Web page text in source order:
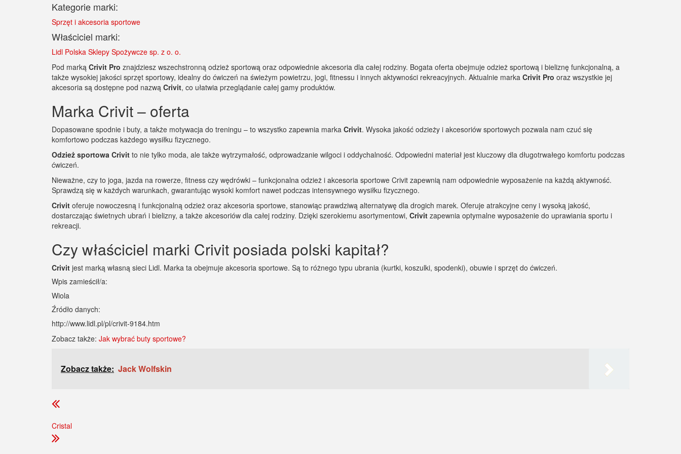
Kategorie marki:
Sprzęt i akcesoria sportowe
Właściciel marki:
Lidl Polska Sklepy Spożywcze sp. z o. o.
Pod marką Crivit Pro znajdziesz wszechstronną odzież sportową oraz odpowiednie akcesoria dla całej rodziny. Bogata oferta obejmuje odzież sportową i bieliznę funkcjonalną, a
także wysokiej jakości sprzęt sportowy, idealny do ćwiczeń na świeżym powietrzu, jogi, fitnessu i innych aktywności rekreacyjnych. Aktualnie marka Crivit Pro oraz wszystkie jej
akcesoria są dostępne pod nazwą Crivit, co ułatwia przeglądanie całej gamy produktów.
Marka Crivit – oferta
Dopasowane spodnie i buty, a także motywacja do treningu – to wszystko zapewnia marka Crivit. Wysoka jakość odzieży i akcesoriów sportowych pozwala nam czuć się
komfortowo podczas każdego wysiłku fizycznego.
Odzież sportowa Crivit to nie tylko moda, ale także wytrzymałość, odprowadzanie wilgoci i oddychalność. Odpowiedni materiał jest kluczowy dla długotrwałego komfortu podczas
ćwiczeń.
Nieważne, czy to joga, jazda na rowerze, fitness czy wędrówki – funkcjonalna odzież i akcesoria sportowe Crivit zapewnią nam odpowiednie wyposażenie na każdą aktywność.
Sprawdzą się w każdych warunkach, gwarantując wysoki komfort nawet podczas intensywnego wysiłku fizycznego.
Crivit oferuje nowoczesną i funkcjonalną odzież oraz akcesoria sportowe, stanowiąc prawdziwą alternatywę dla drogich marek. Oferuje atrakcyjne ceny i wysoką jakość,
dostarczając świetnych ubrań i bielizny, a także akcesoriów dla całej rodziny. Dzięki szerokiemu asortymentowi, Crivit zapewnia optymalne wyposażenie do uprawiania sportu i
rekreacji.
Czy właściciel marki Crivit posiada polski kapitał?
Crivit jest marką własną sieci Lidl. Marka ta obejmuje akcesoria sportowe. Są to różnego typu ubrania (kurtki, koszulki, spodenki), obuwie i sprzęt do ćwiczeń.
Wpis zamieścił/a:
Wiola
Źródło danych:
http://www.lidl.pl/pl/crivit-9184.htm
Zobacz także: Jak wybrać buty sportowe?
Zobacz także: Jack Wolfskin
Cristal